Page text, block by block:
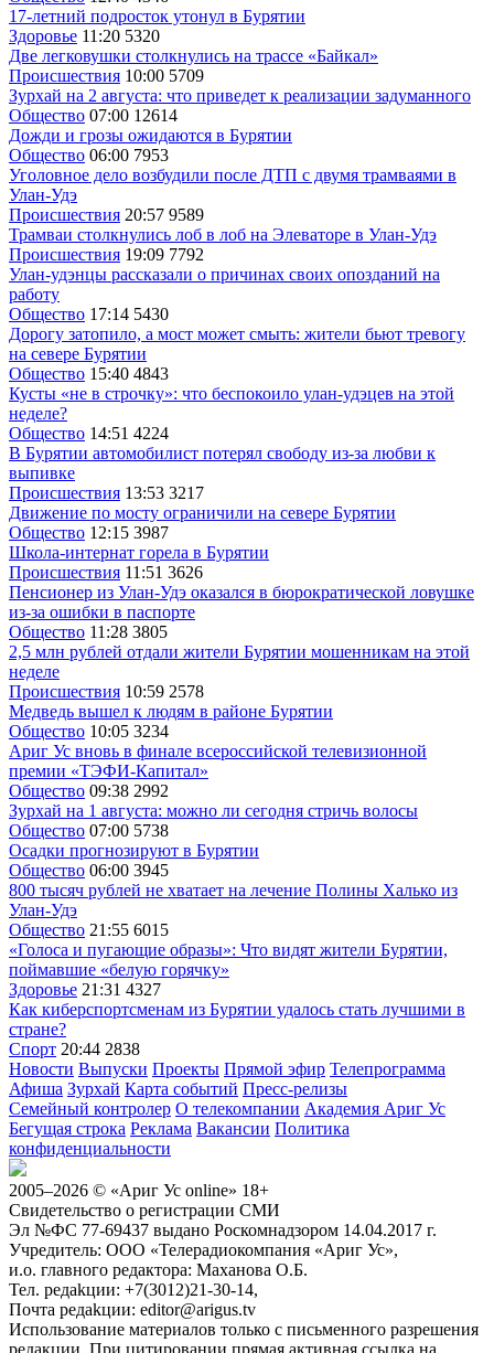
17-летний подросток утонул в Бурятии
Здоровье 11:20 5320
Две легковушки столкнулись на трассе «Байкал»
Происшествия 10:00 5709
Зурхай на 2 августа: что приведет к реализации задуманного
Общество 07:00 12614
Дожди и грозы ожидаются в Бурятии
Общество 06:00 7953
Уголовное дело возбудили после ДТП с двумя трамваями в
Улан-Удэ
Происшествия 20:57 9589
Трамваи столкнулись лоб в лоб на Элеваторе в Улан-Удэ
Происшествия 19:09 7792
Улан-удэнцы рассказали о причинах своих опозданий на
работу
Общество 17:14 5430
Дорогу затопило, а мост может смыть: жители бьют тревогу
на севере Бурятии
Общество 15:40 4843
Кусты «не в строчку»: что беспокоило улан-удэцев на этой
неделе?
Общество 14:51 4224
В Бурятии автомобилист потерял свободу из-за любви к
выпивке
Происшествия 13:53 3217
Движение по мосту ограничили на севере Бурятии
Общество 12:15 3987
Школа-интернат горела в Бурятии
Происшествия 11:51 3626
Пенсионер из Улан-Удэ оказался в бюрократической ловушке
из-за ошибки в паспорте
Общество 11:28 3805
2,5 млн рублей отдали жители Бурятии мошенникам на этой
неделе
Происшествия 10:59 2578
Медведь вышел к людям в районе Бурятии
Общество 10:05 3234
Ариг Ус вновь в финале всероссийской телевизионной
премии «ТЭФИ-Капитал»
Общество 09:38 2992
Зурхай на 1 августа: можно ли сегодня стричь волосы
Общество 07:00 5738
Осадки прогнозируют в Бурятии
Общество 06:00 3945
800 тысяч рублей не хватает на лечение Полины Халько из
Улан-Удэ
Общество 21:55 6015
«Голоса и пугающие образы»: Что видят жители Бурятии,
поймавшие «белую горячку»
Здоровье 21:31 4327
Как киберспортсменам из Бурятии удалось стать лучшими в
стране?
Спорт 20:44 2838
Новости Выпуски Проекты Прямой эфир Телепрограмма
Афиша Зурхай Карта событий Пресс-релизы
Семейный контролер О телекомпании Академия Ариг Ус
Бегущая строка Реклама Вакансии Политика
конфиденциальности
2005–2026 © «Ариг Ус online» 18+
Свидетельство о регистрации СМИ
Эл №ФС 77-69437 выдано Роскомнадзором 14.04.2017 г.
Учредитель: ООО «Телерадиокомпания «Ариг Ус»,
и.о. главного редактора: Маханова О.Б.
Тел. peдakции: +7(3012)21-30-14,
Почта peдakции: editor@arigus.tv
Использование материалов только с письменного разрешения
редакции. При цитировании прямая активная ссылка на